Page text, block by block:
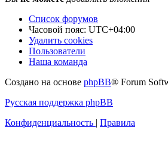
Список форумов
Часовой пояс: UTC+04:00
Удалить cookies
Пользователи
Наша команда
Создано на основе phpBB® Forum
Русская поддержка phpBB
Конфиденциальность | Правила